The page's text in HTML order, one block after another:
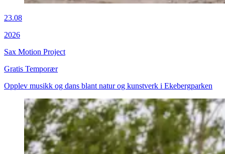
23.08
2026
Sax Motion Project
Gratis Temporær
Opplev musikk og dans blant natur og kunstverk i Ekebergparken